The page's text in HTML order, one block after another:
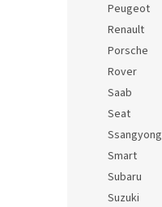
Peugeot
Renault
Porsche
Rover
Saab
Seat
Ssangyong
Smart
Subaru
Suzuki